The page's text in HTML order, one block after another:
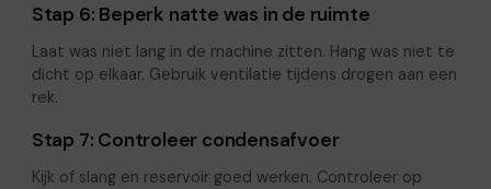
Stap 6: Beperk natte was in de ruimte
Laat was niet lang in de machine zitten. Hang was niet te
dicht op elkaar. Gebruik ventilatie tijdens drogen aan een
rek.
Stap 7: Controleer condensafvoer
Kijk of slang en reservoir goed werken. Controleer op